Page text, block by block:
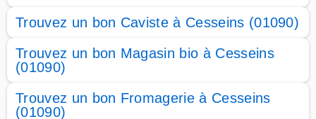
Trouvez un bon Caviste à Cesseins (01090)
Trouvez un bon Magasin bio à Cesseins
(01090)
Trouvez un bon Fromagerie à Cesseins
(01090)